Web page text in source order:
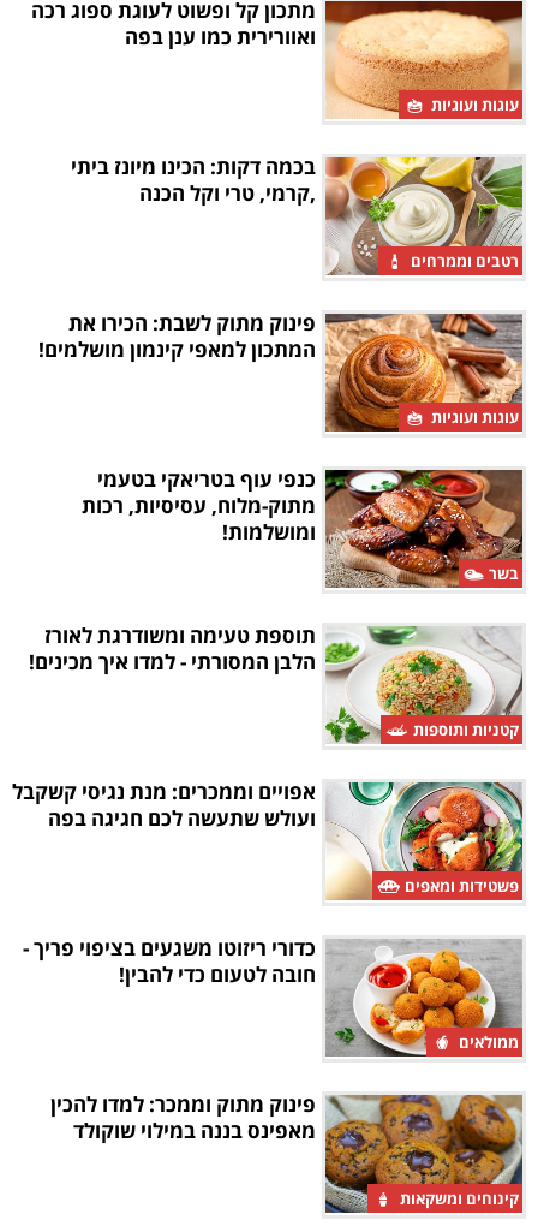
עוגות ועוגיות
מתכון קל ופשוט לעוגת ספוג רכה
ואוורירית כמו ענן בפה
רטבים וממרחים
בכמה דקות: הכינו מיונז ביתי
,קרמי, טרי וקל הכנה
עוגות ועוגיות
פינוק מתוק לשבת: הכירו את
המתכון למאפי קינמון מושלמים!
בשר
כנפי עוף בטריאקי בטעמי
מתוק-מלוח, עסיסיות, רכות
ומושלמות!
קטניות ותוספות
תוספת טעימה ומשודרגת לאורז
הלבן המסורתי - למדו איך מכינים!
פשטידות ומאפים
אפויים וממכרים: מנת נגיסי קשקבל
ועולש שתעשה לכם חגיגה בפה
ממולאים
כדורי ריזוטו משגעים בציפוי פריך -
חובה לטעום כדי להבין!
קינוחים ומשקאות
פינוק מתוק וממכר: למדו להכין
מאפינס בננה במילוי שוקולד